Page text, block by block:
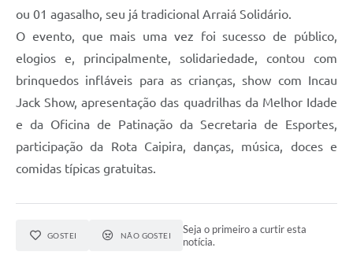
ou 01 agasalho, seu já tradicional Arraiá Solidário.
O evento, que mais uma vez foi sucesso de público,
elogios e, principalmente, solidariedade, contou com
brinquedos infláveis para as crianças, show com Incau
Jack Show, apresentação das quadrilhas da Melhor Idade
e da Oficina de Patinação da Secretaria de Esportes,
participação da Rota Caipira, danças, música, doces e
comidas típicas gratuitas.
GOSTEI NÃO GOSTEI
Seja o primeiro a curtir esta
notícia.